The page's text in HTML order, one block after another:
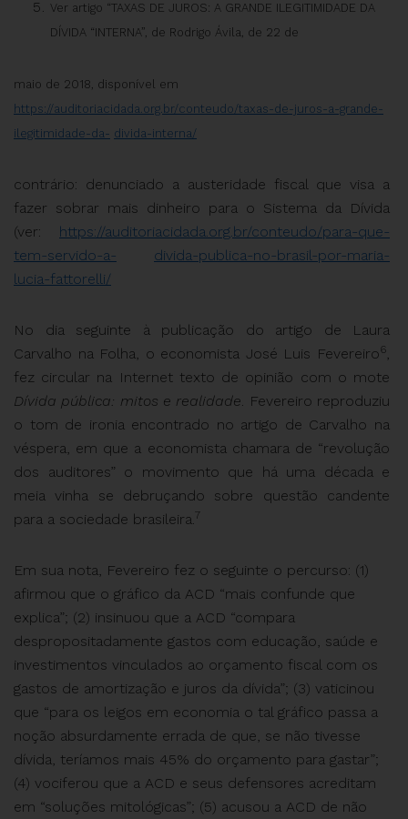
Ver artigo “TAXAS DE JUROS: A GRANDE ILEGITIMIDADE DA
DÍVIDA “INTERNA”, de Rodrigo Ávila, de 22 de
maio de 2018, disponível em
https://auditoriacidada.org.br/conteudo/taxas-de-juros-a-grande-
ilegitimidade-da- divida-interna/
contrário: denunciado a austeridade fiscal que visa a
fazer sobrar mais dinheiro para o Sistema da Dívida
(ver: https://auditoriacidada.org.br/conteudo/para-que-
tem-servido-a-
divida-publica-no-brasil-por-maria-
lucia-fattorelli/
No dia seguinte à publicação do artigo de Laura
Carvalho na Folha, o economista José Luis Fevereiro6,
fez circular na Internet texto de opinião com o mote
Dívida pública: mitos e realidade. Fevereiro reproduziu
o tom de ironia encontrado no artigo de Carvalho na
véspera, em que a economista chamara de “revolução
dos auditores” o movimento que há uma década e
meia vinha se debruçando sobre questão candente
para a sociedade brasileira.7
Em sua nota, Fevereiro fez o seguinte o percurso: (1)
afirmou que o gráfico da ACD “mais confunde que
explica”; (2) insinuou que a ACD “compara
despropositadamente gastos com educação, saúde e
investimentos vinculados ao orçamento fiscal com os
gastos de amortização e juros da dívida”; (3) vaticinou
que “para os leigos em economia o tal gráfico passa a
noção absurdamente errada de que, se não tivesse
dívida, teríamos mais 45% do orçamento para gastar”;
(4) vociferou que a ACD e seus defensores acreditam
em “soluções mitológicas”; (5) acusou a ACD de não